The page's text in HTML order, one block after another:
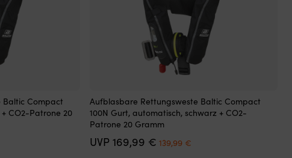
Compact
CO2-Patrone 20
Dieses
Produkt
weist
mehrere
Varianten
Aufblasbare Rettungsweste Baltic Compact
100N Gurt, automatisch, schwarz + CO2-
Patrone 20 Gramm
UVP 169,99 € Ursprünglicher
Preis
139,99 €Aktueller